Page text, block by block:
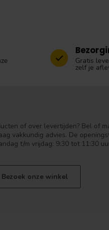
Gratis
zelf je
of over levertijden? Bel of
vakkundig advies. De
t/m vrijdag: 9:30 tot 11:30
Bezoek onze winkel